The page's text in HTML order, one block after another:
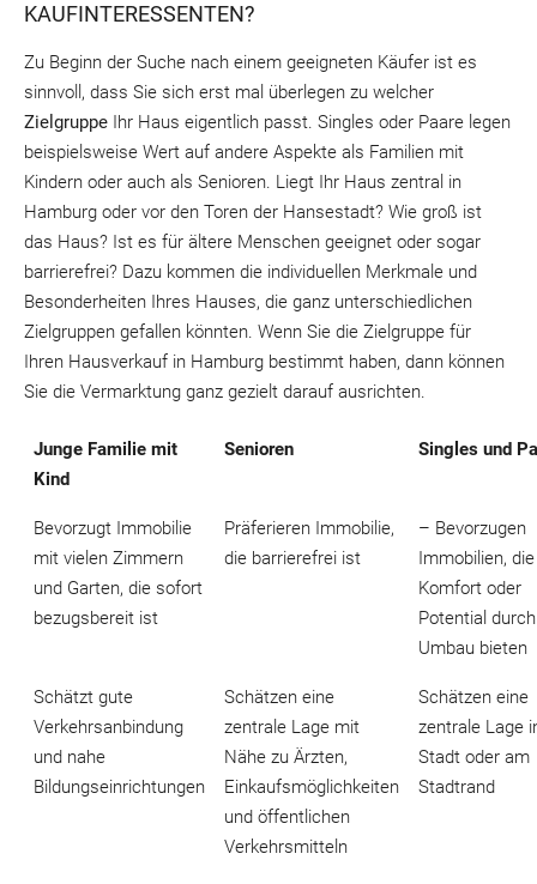
KAUFINTERESSENTEN?
Zu Beginn der Suche nach einem geeigneten Käufer ist es
sinnvoll, dass Sie sich erst mal überlegen zu welcher
Zielgruppe Ihr Haus eigentlich passt. Singles oder Paare legen
beispielsweise Wert auf andere Aspekte als Familien mit
Kindern oder auch als Senioren. Liegt Ihr Haus zentral in
Hamburg oder vor den Toren der Hansestadt? Wie groß ist
das Haus? Ist es für ältere Menschen geeignet oder sogar
barrierefrei? Dazu kommen die individuellen Merkmale und
Besonderheiten Ihres Hauses, die ganz unterschiedlichen
Zielgruppen gefallen könnten. Wenn Sie die Zielgruppe für
Ihren Hausverkauf in Hamburg bestimmt haben, dann können
Sie die Vermarktung ganz gezielt darauf ausrichten.
Junge Familie mit
Kind
Senioren Singles und
Bevorzugt Immobilie
mit vielen Zimmern
und Garten, die sofort
bezugsbereit ist
Präferieren Immobilie,
die barrierefrei ist
– Bevorzugen
Immobilien, die
Komfort oder
Potential
Umbau bieten
Schätzt gute
Verkehrsanbindung
und nahe
Bildungseinrichtungen
Schätzen eine
zentrale Lage mit
Nähe zu Ärzten,
Einkaufsmöglichkeiten
und öffentlichen
Verkehrsmitteln
Schätzen eine
zentrale Lage
Stadt oder am
Stadtrand